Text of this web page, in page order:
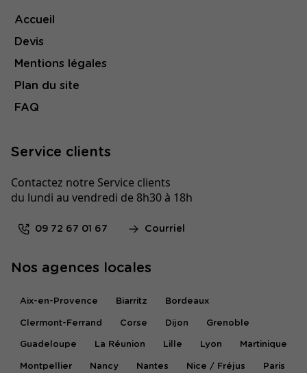
Accueil
Devis
Mentions légales
Plan du site
FAQ
Service clients
Contactez notre Service clients
du lundi au vendredi de 8h30 à 18h
09 72 67 01 67 Courriel
Nos agences locales
Aix-en-Provence Biarritz Bordeaux
Clermont-Ferrand Corse Dijon Grenoble
Guadeloupe La Réunion Lille Lyon Martinique
Montpellier Nancy Nantes Nice / Fréjus Paris